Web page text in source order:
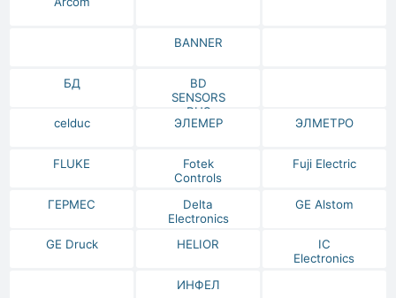
BANNER
БД
BD
SENSORS
RUS
celduc
ЭЛЕМЕР ЭЛМЕТРО
FLUKE
Fotek
Controls
Fuji Electric
ГЕРМЕС
Delta
Electronics
GE Alstom
GE Druck HELIOR
IC
Electronics
ИНФЕЛ